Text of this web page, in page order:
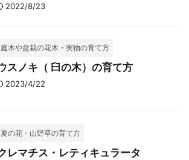
2022/8/23
庭木や盆栽の花木・実物の育て方
スノキ（ 臼の木）の育て方
2023/4/22
夏の花・山野草の育て方
レマチス・レティキュラータ